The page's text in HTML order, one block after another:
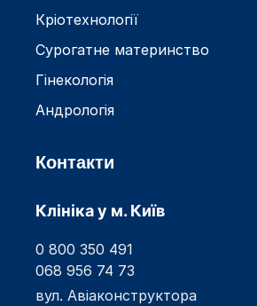
Кріотехнології
Сурогатне материнство
Гінекологія
Андрологія
Контакти
Клініка у м. Київ
0 800 350 491
068 956 74 73
вул. Авіаконструктора